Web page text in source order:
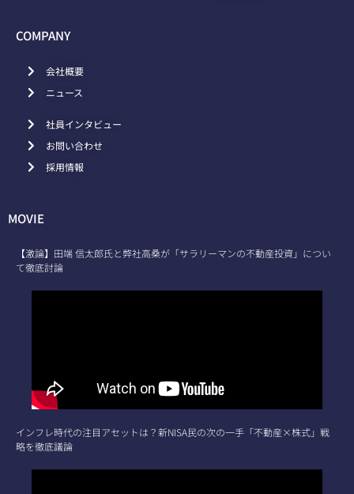
COMPANY
会社概要
ニュース
社員インタビュー
お問い合わせ
採用情報
MOVIE
【激論】田端 信太郎氏と弊社高桑が「サラリーマンの不動産投資」につい
て徹底討論
インフレ時代の注目アセットは？新NISA民の次の一手「不動産×株式」戦
略を徹底議論